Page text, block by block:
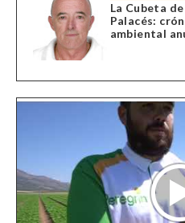
La Cubeta
Palacés:
ambiental